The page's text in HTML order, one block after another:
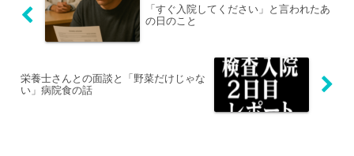
「すぐ入院してください」と言われたあ
の日のこと
栄養士さんとの面談と「野菜だけじゃな
い」病院食の話